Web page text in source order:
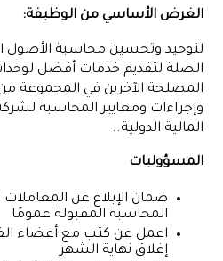
الغرض الأساسي من الوظيفة:
لتوحيد وتحسين محاسبة الأصول
الصلة لتقديم خدمات أفضل
المصلحة الآخرين في المجموعة
وإجراءات ومعايير المحاسبة لشركة
المالية الدولية..
المسؤوليات
ضمان الإبلاغ عن المعاملات
المحاسبة المقبولة عمومًا
اعمل عن كثب مع أعضاء
إغلاق نهاية الشهر